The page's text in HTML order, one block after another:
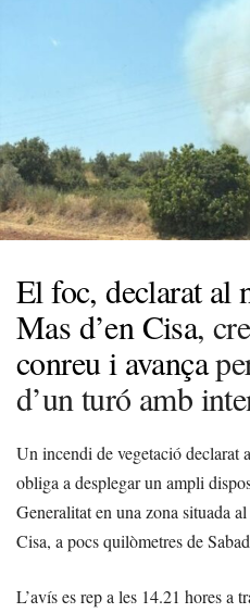
El foc, declarat al
Mas d’en Cisa,
conreu i avança
d’un turó amb
Un incendi de vegetació declarat
obliga a desplegar un ampli
Generalitat en una zona situada
Cisa, a pocs quilòmetres de
L’avís es rep a les 14.21 hores a